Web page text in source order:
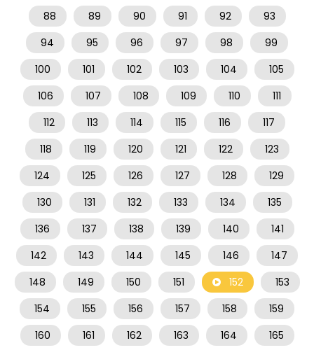
88
89 90 91 92
93
94
95 96 97 98
99
100
101 102 103 104
105
106
107 108 109 110
111
112
113 114 115 116
117
118
119 120 121 122
123
124
125 126 127 128
129
130
131 132 133 134
135
136
137 138 139 140
141
142
143 144 145 146
147
148
149 150 151 152
153
154
155 156 157 158
159
160
161 162 163 164
165